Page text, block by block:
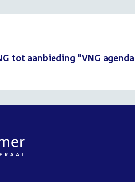
tot aanbieding "VNG